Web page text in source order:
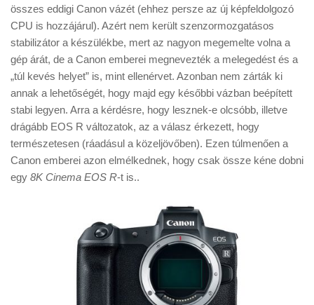
Helyszíni Riport
E-BB
összes eddigi Canon vázét (ehhez persze az új képfeldolgozó
CPU is hozzájárul). Azért nem került szenzormozgatásos
stabilizátor a készülékbe, mert az nagyon megemelte volna a
gép árát, de a Canon emberei megnevezték a melegedést és a
„túl kevés helyet” is, mint ellenérvet. Azonban nem zárták ki
annak a lehetőségét, hogy majd egy későbbi vázban beépített
stabi legyen. Arra a kérdésre, hogy lesznek-e olcsóbb, illetve
drágább EOS R változatok, az a válasz érkezett, hogy
természetesen (ráadásul a közeljövőben). Ezen túlmenően a
Canon emberei azon elmélkednek, hogy csak össze kéne dobni
egy 8K Cinema EOS R-t is..